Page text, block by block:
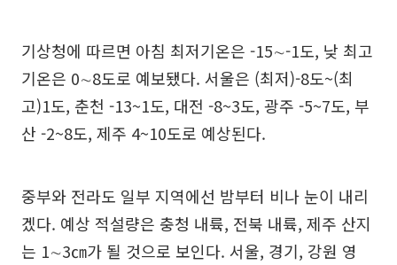
기상청에 따르면 아침 최저기온은 -15∼-1도, 낮 최고
기온은 0∼8도로 예보됐다. 서울은 (최저)-8도~(최
고)1도, 춘천 -13~1도, 대전 -8~3도, 광주 -5~7도, 부
산 -2~8도, 제주 4~10도로 예상된다.
중부와 전라도 일부 지역에선 밤부터 비나 눈이 내리
겠다. 예상 적설량은 충청 내륙, 전북 내륙, 제주 산지
는 1∼3㎝가 될 것으로 보인다. 서울, 경기, 강원 영